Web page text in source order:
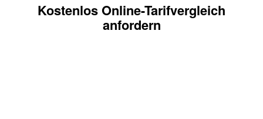
Kostenlos Online-Tarifvergleich
anfordern